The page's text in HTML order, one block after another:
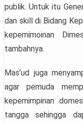
publik. Untuk itu
dan skill di Bidang
kepemimoinan
tambahnya.
Mas’ud juga
agar pemuda
kepemimpinan
tangga sehingga